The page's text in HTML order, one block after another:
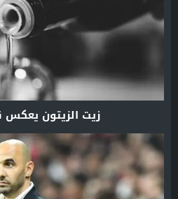
زيت الزيتون يعكس